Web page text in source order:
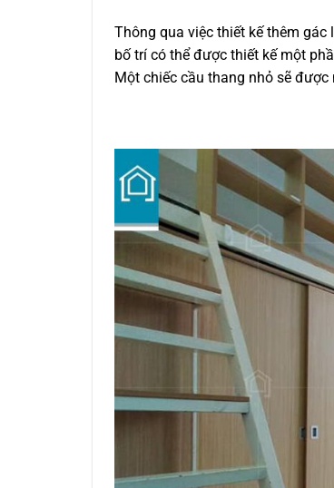
Thông qua việc thiết kế thêm
bố trí có thể được thiết kế một
Một chiếc cầu thang nhỏ sẽ